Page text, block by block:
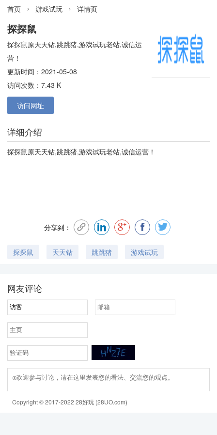
首页  游戏试玩  详情页
探探鼠
探探鼠原天天钻,跳跳猪,游戏试玩老站,诚信运
营！
更新时间：2021-05-08
访问次数：7.43 K
访问网址
详细介绍
探探鼠原天天钻,跳跳猪,游戏试玩老站,诚信运营！
分享到：
探探鼠 天天钻 跳跳猪 游戏试玩
网友评论
Copyright © 2017-2022 28好玩 (28UO.com)